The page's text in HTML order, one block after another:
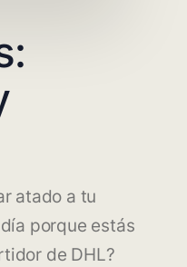
atado a tu
porque estás
de DHL?